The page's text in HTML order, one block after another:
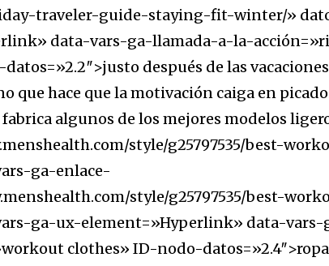
traveler-guide-staying-fit-winter/»
data-vars-ga-llamada-a-la-
después de las
que hace que la motivación caiga en
algunos de los mejores modelos
style/g25797535/best-
ga-enlace-
style/g25797535/best-
ga-ux-element=»Hyperlink» data-vars-
clothes» ID-nodo-